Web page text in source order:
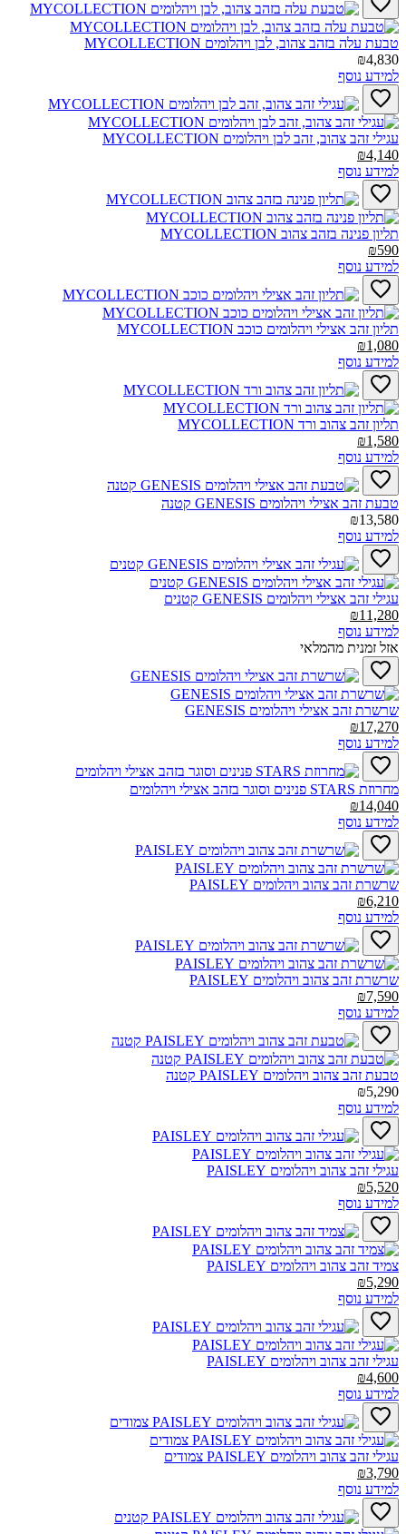
טבעת עלה בזהב צהוב, לבן ויהלומים MYCOLLECTION‎
₪4,830
למידע נוסף
עגילי זהב צהוב, זהב לבן ויהלומים MYCOLLECTION‎
₪4,140
למידע נוסף
תליון פנינה בזהב צהוב MYCOLLECTION‎
₪590
למידע נוסף
תליון זהב אצילי ויהלומים כוכב MYCOLLECTION‎
₪1,080
למידע נוסף
תליון זהב צהוב ורד MYCOLLECTION‎
₪1,580
למידע נוסף
טבעת זהב אצילי ויהלומים GENESIS קטנה‎
₪13,580
למידע נוסף
עגילי זהב אצילי ויהלומים GENESIS קטנים‎
₪11,280
למידע נוסף
אזל זמנית מהמלאי
שרשרת זהב אצילי ויהלומים GENESIS‎
₪17,270
למידע נוסף
מחרוזת STARS פנינים וסוגר בזהב אצילי ויהלומים‎‎
₪14,040
למידע נוסף
שרשרת זהב צהוב ויהלומים PAISLEY‎
₪6,210
למידע נוסף
שרשרת זהב צהוב ויהלומים PAISLEY‎
₪7,590
למידע נוסף
טבעת זהב צהוב ויהלומים PAISLEY קטנה‎
₪5,290
למידע נוסף
עגילי זהב צהוב ויהלומים PAISLEY‎
₪5,520
למידע נוסף
צמיד זהב צהוב ויהלומים PAISLEY‎
₪5,290
למידע נוסף
עגילי זהב צהוב ויהלומים PAISLEY‎
₪4,600
למידע נוסף
עגילי זהב צהוב ויהלומים PAISLEY צמודים‎
₪3,790
למידע נוסף